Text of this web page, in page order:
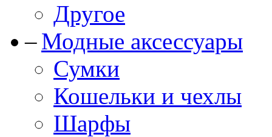
Другое
Модные аксессуары
Сумки
Кошельки и чехлы
Шарфы